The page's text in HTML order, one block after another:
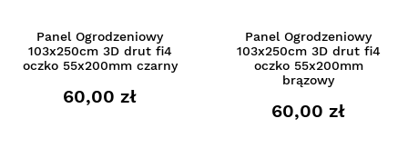
Panel Ogrodzeniowy
103x250cm 3D drut fi4
oczko 55x200mm czarny
60,00 zł
Panel Ogrodzeniowy
103x250cm 3D drut fi4
oczko 55x200mm
brązowy
60,00 zł